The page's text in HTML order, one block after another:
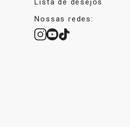
Lista de desejos
Nossas redes: